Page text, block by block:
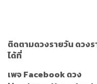
ติดตามดวงรายวัน ดวง
ได้ที่
เพจ Facebook ดวง